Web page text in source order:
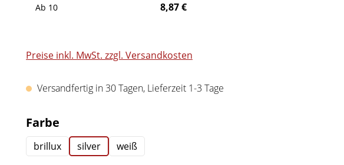
Ab 10 8,87 €
Preise inkl. MwSt. zzgl. Versandkosten
Versandfertig in 30 Tagen, Lieferzeit 1-3 Tage
Farbe
brillux silver weiß